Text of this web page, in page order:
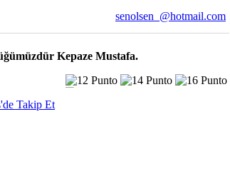
senolsen_@hotmail.com
Kepaze Mustafa.